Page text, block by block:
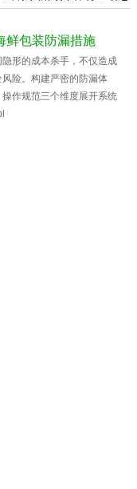
鲜包装防漏措施
形的成本杀手，不仅造成
险。构建严密的防漏体
作规范三个维度展开系统